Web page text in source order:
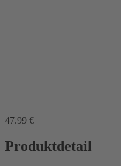
47.99 €
Produktdetail